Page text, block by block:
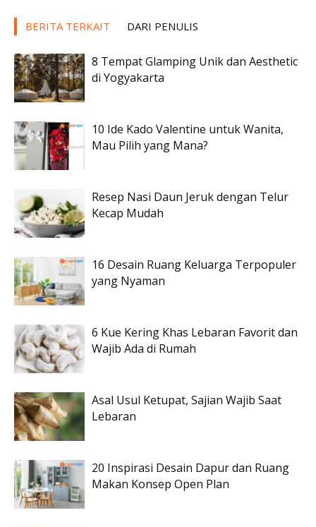
BERITA TERKAIT DARI PENULIS
8 Tempat Glamping Unik dan Aesthetic
di Yogyakarta
10 Ide Kado Valentine untuk Wanita,
Mau Pilih yang Mana?
Resep Nasi Daun Jeruk dengan Telur
Kecap Mudah
16 Desain Ruang Keluarga Terpopuler
yang Nyaman
6 Kue Kering Khas Lebaran Favorit dan
Wajib Ada di Rumah
Asal Usul Ketupat, Sajian Wajib Saat
Lebaran
20 Inspirasi Desain Dapur dan Ruang
Makan Konsep Open Plan